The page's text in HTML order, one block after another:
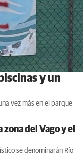
y un
vez más en el parque
del Vago y el
se denominarán Río